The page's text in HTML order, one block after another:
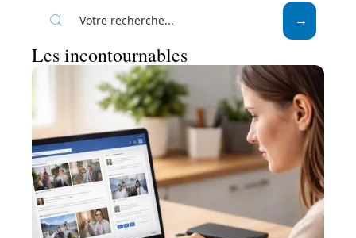
Les incontournables